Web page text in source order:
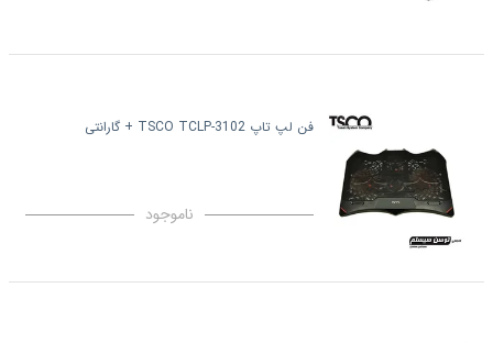
فن لپ تاپ TSCO TCLP-3102 + گارانتی
ناموجود